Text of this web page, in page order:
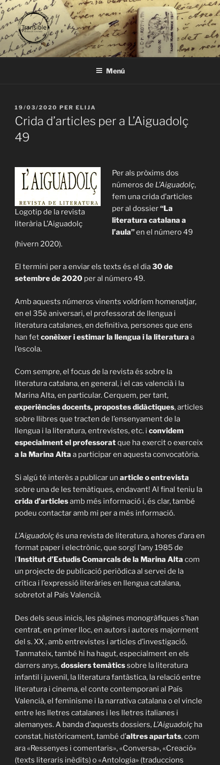
Vés
al
contingut
TRANSIBLE
traducció literària
Menú
PUBLICAT
A
19/03/2020 PER ELIJA
Crida d’articles per a L’Aiguadolç
49
Logotip de la revista
literària L’Aiguadolç
Per als pròxims dos
números de L’Aiguadolç,
fem una crida d’articles
per al dossier“La
literatura catalana a
l’aula”en el número 49
(hivern 2020).
El termini per a enviar els texts és el dia30 de
setembre de 2020 per al número 49.
Amb aquests números vinents voldríem homenatjar,
en el 35è aniversari, el professorat de llengua i
literatura catalanes, en definitiva, persones que ens
han fetconèixer i estimar la llengua i la literatura a
l’escola.
Com sempre, el focus de la revista és sobre la
literatura catalana, en general, i el cas valencià i la
Marina Alta, en particular. Cerquem, per tant,
experiències docents, propostes didàctiques, articles
sobre llibres que tracten de l’ensenyament de la
llengua i la literatura, entrevistes, etc. i convidem
especialment el professoratque ha exercit o exerceix
a la Marina Alta a participar en aquesta convocatòria.
Si algú té interès a publicar un article o entrevista
sobre una de les temàtiques, endavant! Al final teniu la
crida d’articlesamb més informació i, és clar, també
podeu contactar amb mi per a més informació.
L’Aiguadolçés una revista de literatura, a hores d’ara en
format paper i electrònic, que sorgí l’any 1985 de
l’Institut d’Estudis Comarcals de la Marina Alta com
un projecte de publicació periòdica al servei de la
crítica i l’expressió literàries en llengua catalana,
sobretot al País Valencià.
Des dels seus inicis, les pàgines monogràfiques s’han
centrat, en primer lloc, en autors i autores majorment
del s. XX , amb entrevistes i articles d’investigació.
Tanmateix, també hi ha hagut, especialment en els
darrers anys,dossiers temàticssobre la literatura
infantil i juvenil, la literatura fantàstica, la relació entre
literatura i cinema, el conte contemporani al País
Valencià, el feminisme i la narrativa catalana o el vincle
entre les lletres catalanes i les lletres italianes i
alemanyes. A banda d’aquests dossiers, L’Aiguadolç ha
constat, històricament, també d’altres apartats, com
ara «Ressenyes i comentaris», «Conversa», «Creació»
(texts literaris inèdits) o «Antologia» (traduccions